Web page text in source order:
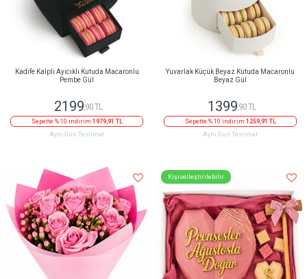
Kadife Kalpli Ayıcıklı Kutuda Macaronlu
Pembe Gül
2199,90 TL
Sepette % 10 indirim 1979,91 TL
Aynı Gün Teslimat
Yuvarlak Küçük Beyaz Kutuda Macaronlu
Beyaz Gül
1399,90 TL
Sepette % 10 indirim 1259,91 TL
Aynı Gün Teslimat
Kişiselleştirilebilir